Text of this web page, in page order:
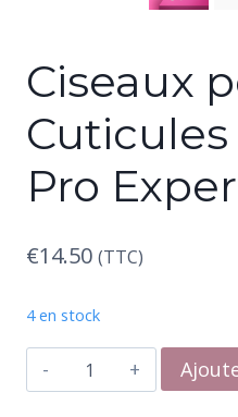
Ciseaux
Cuticules
Pro
€14.50 (TTC)
4 en stock
quantité
de